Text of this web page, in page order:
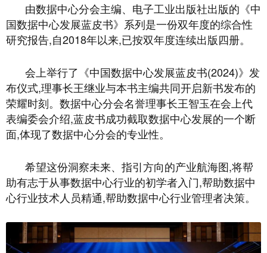
由数据中心分会主编、电子工业出版社出版的《中
国数据中心发展蓝皮书》系列是一份双年度的综合性
研究报告,自2018年以来,已按双年度连续出版四册。
会上举行了《中国数据中心发展蓝皮书(2024)》发
布仪式,理事长王继业与本书主编共同开启新书发布的
荣耀时刻。数据中心分会名誉理事长王智玉在会上代
表编委会介绍,蓝皮书成功截取数据中心发展的一个断
面,体现了数据中心分会的专业性。
希望这份洞察未来、指引方向的产业航海图,将帮
助有志于从事数据中心行业的初学者入门,帮助数据中
心行业技术人员精通,帮助数据中心行业管理者决策。